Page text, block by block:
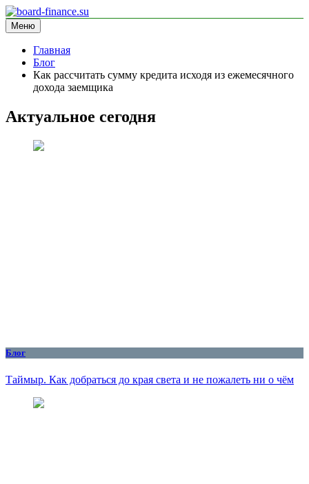
Перейти
к
содержимому
board-finance.su
блог про финансы
Меню
Главная
Блог
Как рассчитать сумму кредита исходя из ежемесячного
дохода заемщика
Актуальное сегодня
Блог
Таймыр. Как добраться до края света и не пожалеть ни о чём